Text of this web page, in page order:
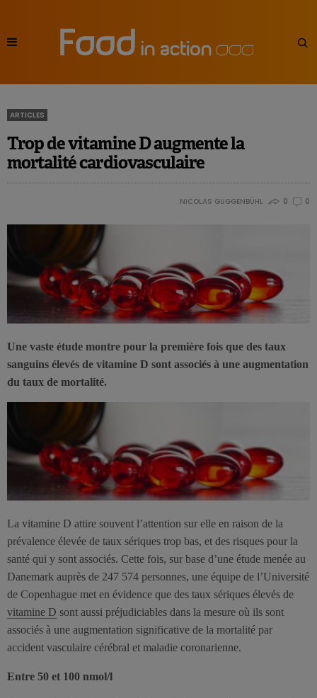
ARTICLES
Trop de vitamine D augmente la
mortalité cardiovasculaire
NICOLAS GUGGENBÜHL 0 0
Une vaste étude montre pour la première fois que des taux
sanguins élevés de vitamine D sont associés à une augmentation
du taux de mortalité.
La vitamine D attire souvent l’attention sur elle en raison de la
prévalence élevée de taux sériques trop bas, et des risques pour la
santé qui y sont associés. Cette fois, sur base d’une étude menée au
Danemark auprès de 247 574 personnes, une équipe de l’Université
de Copenhague met en évidence que des taux sériques élevés de
vitamine D sont aussi préjudiciables dans la mesure où ils sont
associés à une augmentation significative de la mortalité par
accident vasculaire cérébral et maladie coronarienne.
Entre 50 et 100 nmol/l